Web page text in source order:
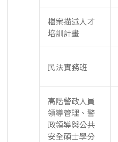
檔案描述人才
培訓計畫
民法實務班
高階警政人員
領導管理、警
政領導與公共
安全碩士學分